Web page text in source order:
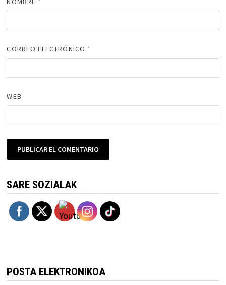
CORREO ELECTRÓNICO *
WEB
SARE SOZIALAK
POSTA ELEKTRONIKOA